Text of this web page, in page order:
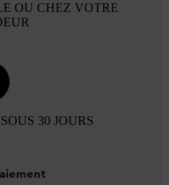
OU CHEZ VOTRE
30 JOURS